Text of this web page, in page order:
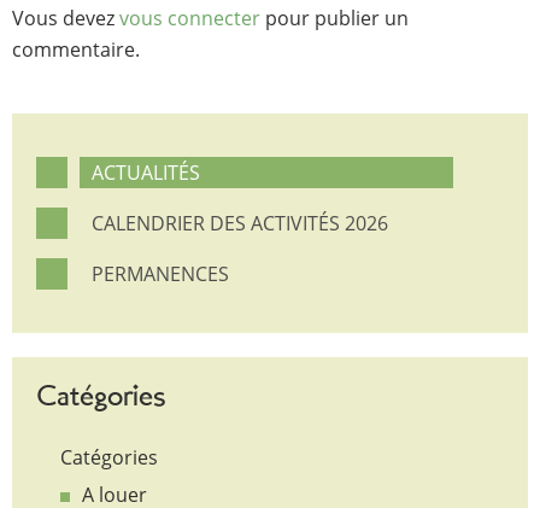
Vous devezvous connecter pour publier un
commentaire.
ACTUALITÉS
CALENDRIER DES ACTIVITÉS 2026
PERMANENCES
Catégories
Catégories
A louer